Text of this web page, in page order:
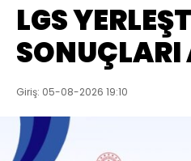
LGS
Giriş: 05-08-2026 19:10